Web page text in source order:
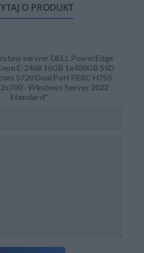
O PRODUKT
serwer DELL PowerEdge
E-2468 16GB 1x480GB SSD
5720 Dual Port PERC H755
- Windows Server 2022
Standard"